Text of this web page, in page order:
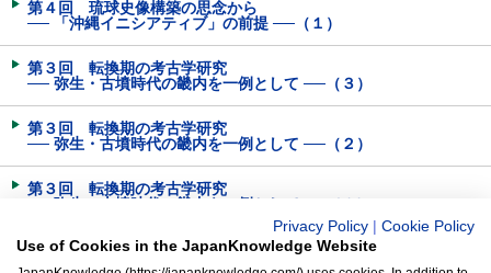
第４回 琉球史像構築の思念から
── 「沖縄イニシアティブ」の前提 ──（１）
第３回 転換期の考古学研究
── 弥生・古墳時代の畿内を一例として ──（３）
第３回 転換期の考古学研究
── 弥生・古墳時代の畿内を一例として ──（２）
第３回 転換期の考古学研究
── 弥生・古墳時代の畿内を一例として ──（１）
第２回 地名の表記と変遷（３）
Privacy Policy
Cookie Policy
Use of Cookies in the JapanKnowledge Website